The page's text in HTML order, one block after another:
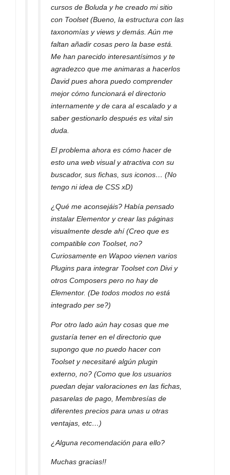
cursos de Boluda y he creado mi sitio
con Toolset (Bueno, la estructura con las
taxonomías y views y demás. Aún me
faltan añadir cosas pero la base está.
Me han parecido interesantísimos y te
agradezco que me animaras a hacerlos
David pues ahora puedo comprender
mejor cómo funcionará el directorio
internamente y de cara al escalado y a
saber gestionarlo después es vital sin
duda.
El problema ahora es cómo hacer de
esto una web visual y atractiva con su
buscador, sus fichas, sus iconos… (No
tengo ni idea de CSS xD)
¿Qué me aconsejáis? Había pensado
instalar Elementor y crear las páginas
visualmente desde ahí (Creo que es
compatible con Toolset, no?
Curiosamente en Wapoo vienen varios
Plugins para integrar Toolset con Divi y
otros Composers pero no hay de
Elementor. (De todos modos no está
integrado per se?)
Por otro lado aún hay cosas que me
gustaría tener en el directorio que
supongo que no puedo hacer con
Toolset y necesitaré algún plugin
externo, no? (Como que los usuarios
puedan dejar valoraciones en las fichas,
pasarelas de pago, Membresías de
diferentes precios para unas u otras
ventajas, etc…)
¿Alguna recomendación para ello?
Muchas gracias!!